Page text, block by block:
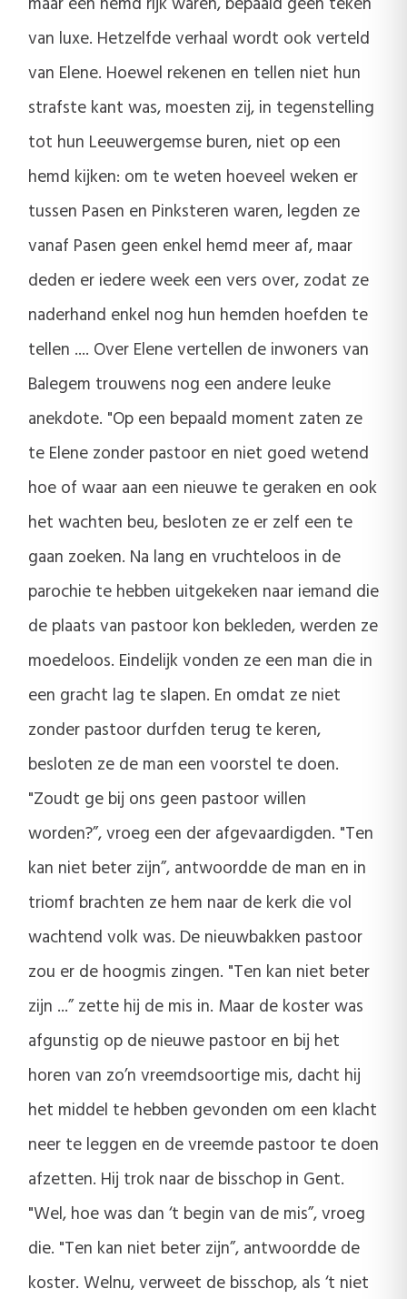
van luxe. Hetzelfde verhaal wordt ook verteld
van Elene. Hoewel rekenen en tellen niet hun
strafste kant was, moesten zij, in tegenstelling
tot hun Leeuwergemse buren, niet op een
hemd kijken: om te weten hoeveel weken er
tussen Pasen en Pinksteren waren, legden ze
vanaf Pasen geen enkel hemd meer af, maar
deden er iedere week een vers over, zodat ze
naderhand enkel nog hun hemden hoefden te
tellen .... Over Elene vertellen de inwoners van
Balegem trouwens nog een andere leuke
anekdote. "Op een bepaald moment zaten ze
te Elene zonder pastoor en niet goed wetend
hoe of waar aan een nieuwe te geraken en ook
het wachten beu, besloten ze er zelf een te
gaan zoeken. Na lang en vruchteloos in de
parochie te hebben uitgekeken naar iemand die
de plaats van pastoor kon bekleden, werden ze
moedeloos. Eindelijk vonden ze een man die in
een gracht lag te slapen. En omdat ze niet
zonder pastoor durfden terug te keren,
besloten ze de man een voorstel te doen.
"Zoudt ge bij ons geen pastoor willen
worden?”, vroeg een der afgevaardigden. "Ten
kan niet beter zijn”, antwoordde de man en in
triomf brachten ze hem naar de kerk die vol
wachtend volk was. De nieuwbakken pastoor
zou er de hoogmis zingen. "Ten kan niet beter
zijn ...” zette hij de mis in. Maar de koster was
afgunstig op de nieuwe pastoor en bij het
horen van zo’n vreemdsoortige mis, dacht hij
het middel te hebben gevonden om een klacht
neer te leggen en de vreemde pastoor te doen
afzetten. Hij trok naar de bisschop in Gent.
"Wel, hoe was dan ‘t begin van de mis”, vroeg
die. "Ten kan niet beter zijn”, antwoordde de
koster. Welnu, verweet de bisschop, als ‘t niet